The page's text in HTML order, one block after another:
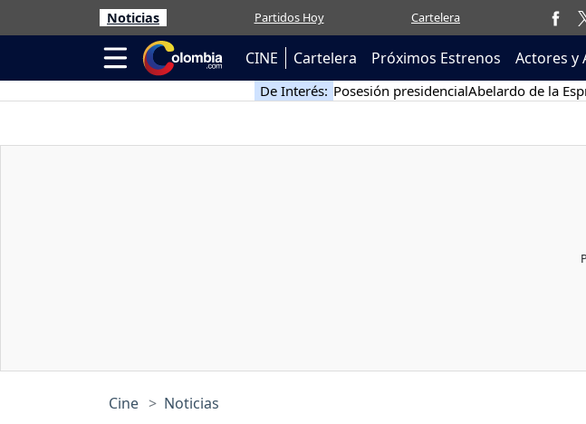
Noticias Partidos Hoy Cartelera
CINE Cartelera Próximos Estrenos Actores y
De Interés: Posesión presidencialAbelardo de la
Cine Noticias